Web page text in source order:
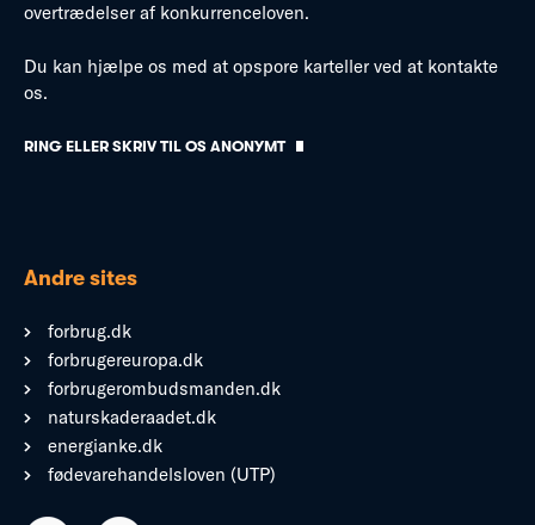
overtrædelser af konkurrenceloven.
Du kan hjælpe os med at opspore karteller ved at kontakte
os.
RING ELLER SKRIV TIL OS ANONYMT
Andre sites
forbrug.dk
forbrugereuropa.dk
forbrugerombudsmanden.dk
naturskaderaadet.dk
energianke.dk
fødevarehandelsloven (UTP)